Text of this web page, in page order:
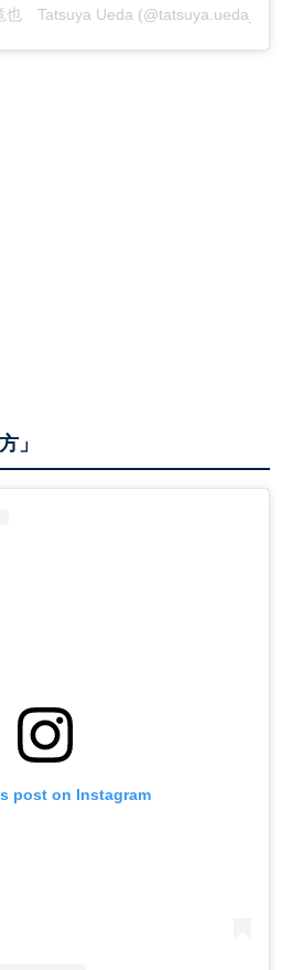
也 Tatsuya Ueda (@tatsuya.ueda_kt)
」
post on Instagram